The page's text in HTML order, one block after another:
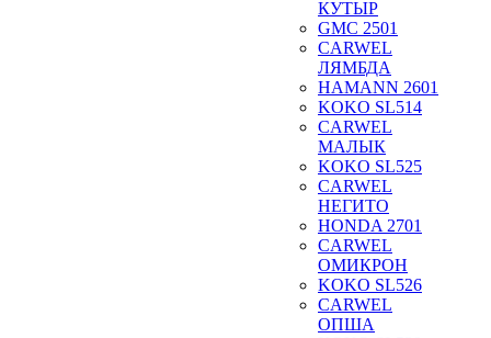
КУТЫР
GMC 2501
CARWEL
ЛЯМБДА
HAMANN 2601
KOKO SL514
CARWEL
МАЛЫК
KOKO SL525
CARWEL
НЕГИТО
HONDA 2701
CARWEL
ОМИКРОН
KOKO SL526
CARWEL
ОПША